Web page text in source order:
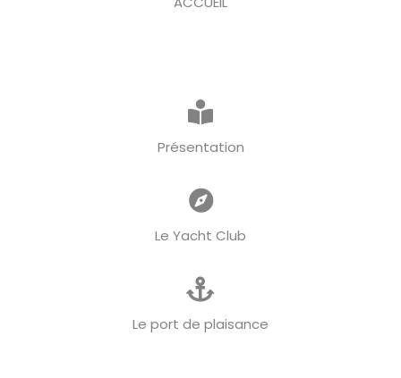
Présentation
Le Yacht Club
Le port de plaisance